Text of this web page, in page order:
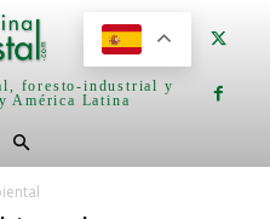
foresto-industrial y
América Latina